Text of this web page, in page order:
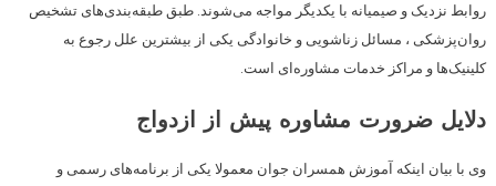
روابط نزدیک و صیمیانه با یکدیگر مواجه می‌شوند. طبق طبقه‌بندی‌های تشخیص
روان‌پزشکی ، مسائل زناشویی و خانوادگی یکی از بیشترین علل رجوع به
کلینیک‌ها و مراکز خدمات مشاوره‌ای است.
دلایل ضرورت مشاوره پیش از ازدواج
وی با بیان اینکه آموزش همسران جوان معمولا یکی از برنامه‌های رسمی و